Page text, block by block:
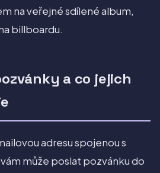
na veřejné sdílené album,
billboardu.
a co jejich
adresu spojenou s
může poslat pozvánku do